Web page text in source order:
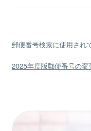
郵便番号検索に使用され
2025年度版郵便番号の変